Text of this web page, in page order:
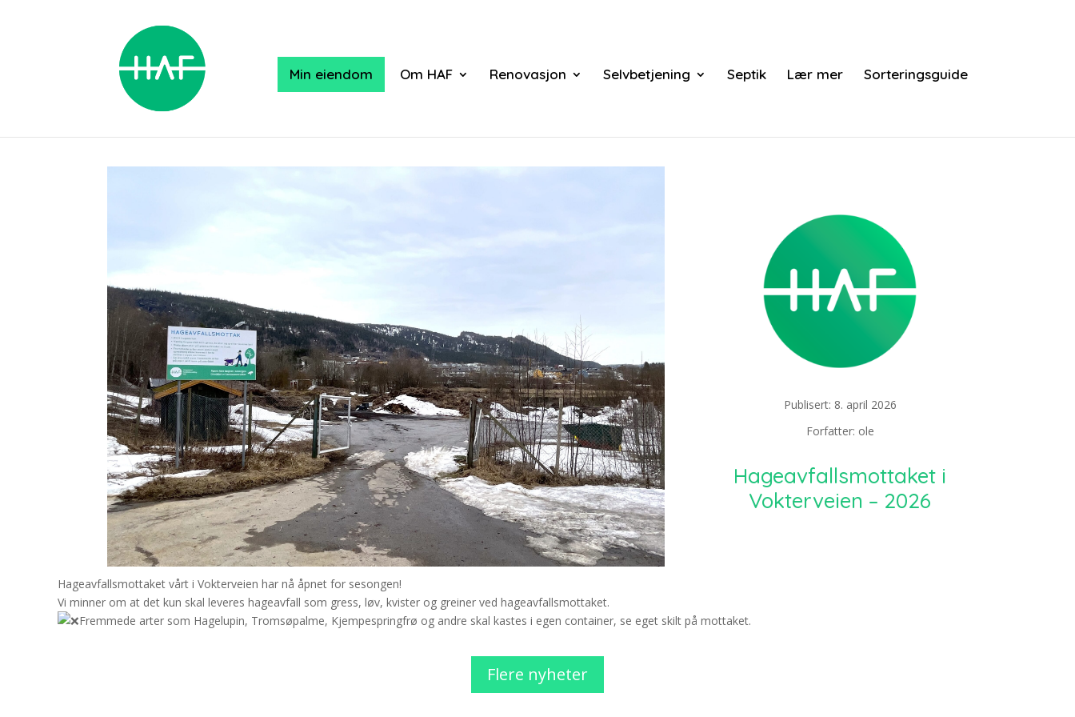
Min eiendom Om HAF Renovasjon Selvbetjening Septik Lær mer Sorteringsguide
Publisert: 8. april 2026
Forfatter: ole
Hageavfallsmottaket i
Vokterveien – 2026
Hageavfallsmottaket vårt i Vokterveien har nå åpnet for sesongen!
Vi minner om at det kun skal leveres hageavfall som gress, løv, kvister og greiner ved hageavfallsmottaket.
Fremmede arter som Hagelupin, Tromsøpalme, Kjempespringfrø og andre skal kastes i egen container, se eget skilt på mottaket.
Flere nyheter